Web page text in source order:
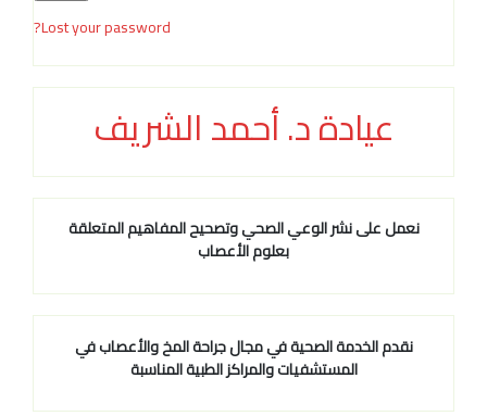
Lost your password?
عيادة د. أحمد الشريف
نعمل على نشر الوعي الصحي وتصحيح المفاهيم المتعلقة
بعلوم الأعصاب
نقدم الخدمة الصحية في مجال جراحة المخ والأعصاب في
المستشفيات والمراكز الطبية المناسبة